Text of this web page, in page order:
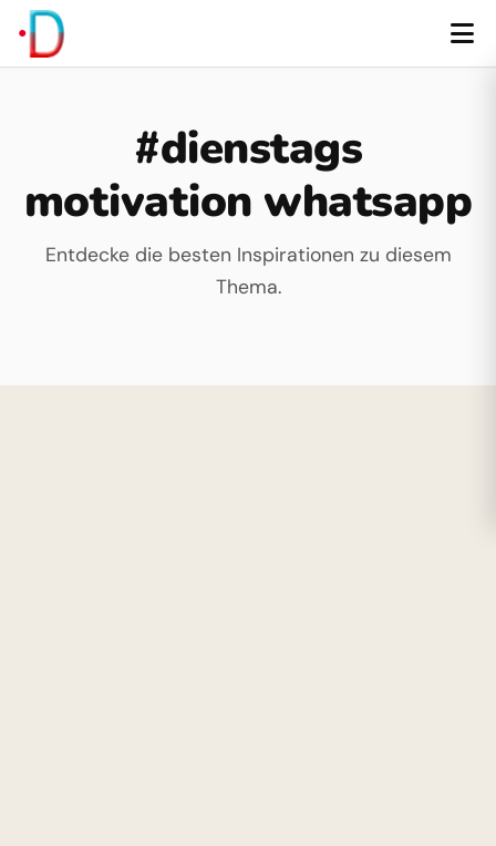
#dienstags
motivation whatsapp
Entdecke die besten Inspirationen zu diesem
Thema.